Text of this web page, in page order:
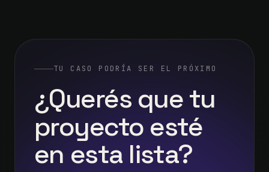
TU CASO PODRÍA SER EL PRÓXIMO
¿Querés quetu
proyecto esté
en esta lista?